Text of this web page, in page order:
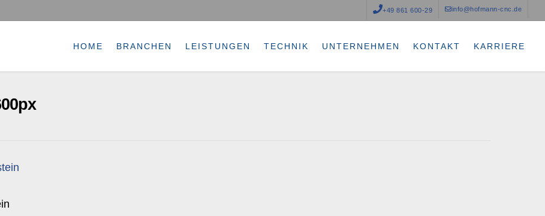
+49 861 600-29 info@hofmann-cnc.de
HOME BRANCHEN LEISTUNGEN TECHNIK UNTERNEHMEN KONTAKT KARRIERE